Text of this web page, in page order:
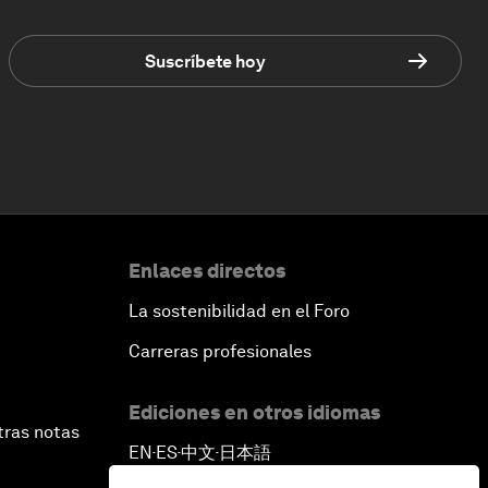
Suscríbete hoy
notas
Enlaces directos
La sostenibilidad en el Foro
Carreras profesionales
Ediciones en otros idiomas
EN ▪ES▪中文▪ 日本語